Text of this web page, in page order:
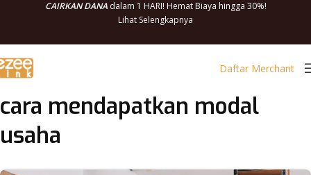
CAIRKAN DANAdalam 1 HARI! Hemat Biaya hingga 30%!
Lihat Selengkapnya
Daftar Merchant
cara mendapatkan modal
usaha